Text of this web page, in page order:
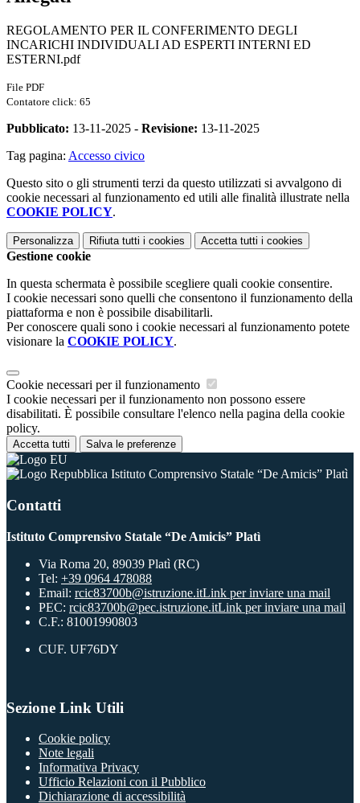
REGOLAMENTO PER IL CONFERIMENTO DEGLI
INCARICHI INDIVIDUALI AD ESPERTI INTERNI ED
ESTERNI.pdf
File PDF
Contatore click: 65
Pubblicato: 13-11-2025 - Revisione: 13-11-2025
Tag pagina: Accesso civico
Questo sito o gli strumenti terzi da questo utilizzati si avvalgono di
cookie necessari al funzionamento ed utili alle finalità illustrate nella
COOKIE POLICY.
Personalizza Rifiuta tutti i cookies Accetta tutti i cookies
Gestione cookie
In questa schermata è possibile scegliere quali cookie consentire.
I cookie necessari sono quelli che consentono il funzionamento della
piattaforma e non è possibile disabilitarli.
Per conoscere quali sono i cookie necessari al funzionamento potete
visionare la COOKIE POLICY.
Cookie necessari per il funzionamento
I cookie necessari per il funzionamento non possono essere
disabilitati. È possibile consultare l'elenco nella pagina della cookie
policy.
Accetta tutti Salva le preferenze
Istituto Comprensivo Statale “De Amicis” Platì
Contatti
Istituto Comprensivo Statale “De Amicis” Platì
Via Roma 20, 89039 Platì (RC)
Tel: +39 0964 478088
Email: rcic83700b@istruzione.itLink per inviare una mail
PEC: rcic83700b@pec.istruzione.itLink per inviare una mail
C.F.: 81001990803
CUF. UF76DY
Sezione Link Utili
Cookie policy
Note legali
Informativa Privacy
Ufficio Relazioni con il Pubblico
Dichiarazione di accessibilità